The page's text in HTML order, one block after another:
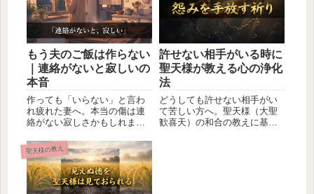
もう夫のご飯は作らない
｜連絡がないと寂しいの
本音
作っても「いらない」と言わ
れ疲れた妻へ。本当の傷は連
絡がない寂しさかもしれませ
歩を、聖天様のお言葉ととも
にお届けします。
許せない相手がいる時に
聖天様が教える心の浄化
法
どうしても許せない相手がい
て苦しい方へ。聖天様（大聖
歓喜天）の和合の教えに基づ
聖天様の教え